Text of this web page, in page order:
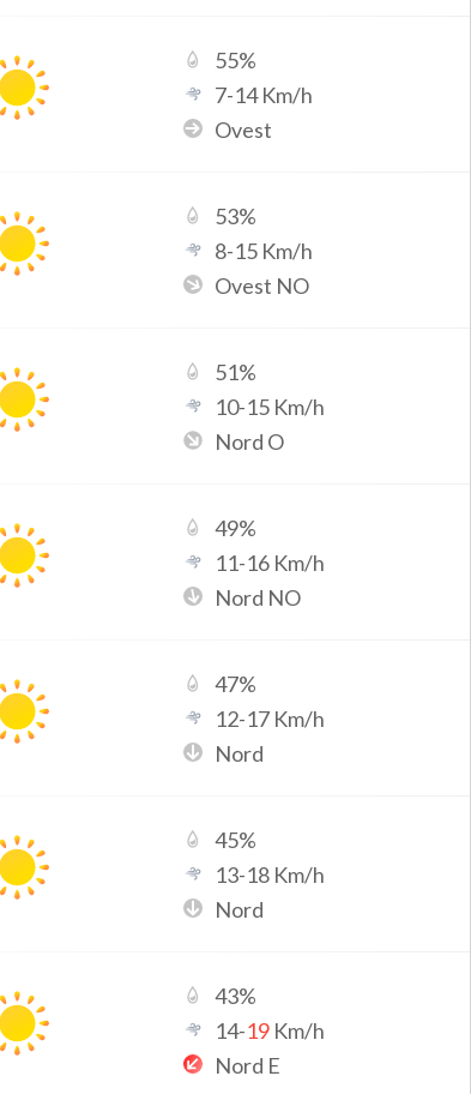
55%
7-14Km/h
Ovest
53%
8-15 Km/h
Ovest NO
51%
10-15 Km/h
Nord O
49%
11-16 Km/h
Nord NO
47%
12-17 Km/h
Nord
45%
13-18 Km/h
Nord
43%
14-19 Km/h
Nord E